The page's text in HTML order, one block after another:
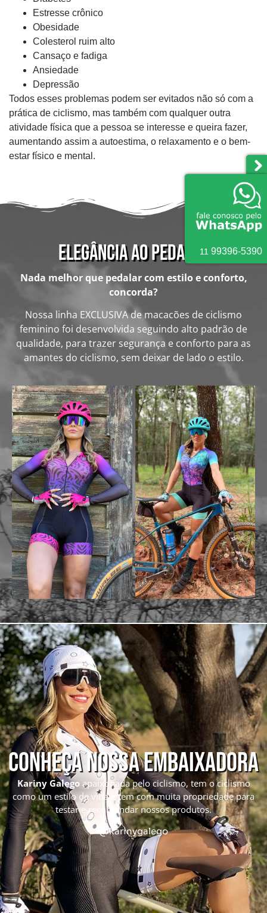
Estresse crônico
Obesidade
Colesterol ruim alto
Cansaço e fadiga
Ansiedade
Depressão
Todos esses problemas podem ser evitados não só com a
prática de ciclismo, mas também com qualquer outra
atividade física que a pessoa se interesse e queira fazer,
aumentando assim a autoestima, o relaxamento e o bem-
estar físico e mental.
Elegância ao pedalar
Nada melhor que pedalar com estilo e conforto,
concorda?
Nossa linha EXCLUSIVA de macacões de ciclismo
feminino foi desenvolvida seguindo alto padrão de
qualidade, para trazer segurança e conforto para as
amantes do ciclismo, sem deixar de lado o estilo.
Conheça nossa embaixadora
Kariny Galegoapaixonada pelo ciclismo, tem o ciclismo
como um estilo de vida e tem com muita propriedade para
testar e recomendar nossos produtos.
@karinygalego
11 99396-5390